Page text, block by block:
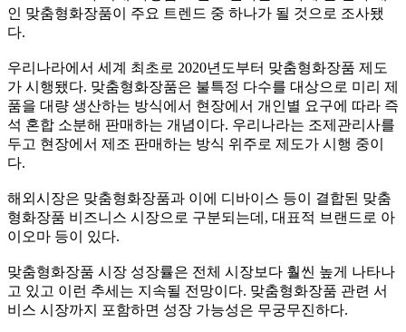
인 맞춤형화장품이 주요 트렌드 중 하나가 될 것으로 조사됐
다.
우리나라에서 세계 최초로 2020년도부터 맞춤형화장품 제도
가 시행됐다. 맞춤형화장품은 불특정 다수를 대상으로 미리 제
품을 대량 생산하는 방식에서 현장에서 개인별 요구에 따라 즉
석 혼합 소분해 판매하는 개념이다. 우리나라는 조제관리사를
두고 현장에서 제조 판매하는 방식 위주로 제도가 시행 중이
다.
해외시장은 맞춤형화장품과 이에 디바이스 등이 결합된 맞춤
형화장품 비즈니스 시장으로 구분되는데 , 대표적 브랜드로 아
이오마 등이 있다.
맞춤형화장품 시장 성장률은 전체 시장보다 훨씬 높게 나타나
고 있고 이런 추세는 지속될 전망이다. 맞춤형화장품 관련 서
비스 시장까지 포함하면 성장 가능성은 무궁무진하다.